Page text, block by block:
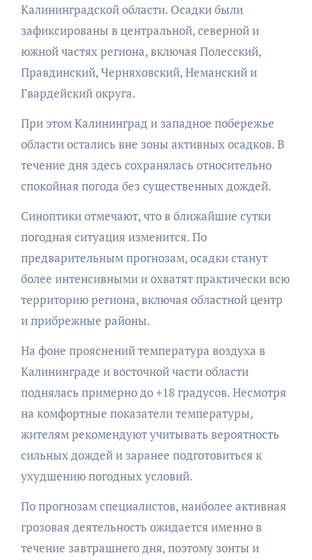
Калининградской области. Осадки были
зафиксированы в центральной, северной и
южной частях региона, включая Полесский,
Правдинский, Черняховский, Неманский и
Гвардейский округа.
При этом Калининград и западное побережье
области остались вне зоны активных осадков. В
течение дня здесь сохранялась относительно
спокойная погода без существенных дождей.
Синоптики отмечают, что в ближайшие сутки
погодная ситуация изменится. По
предварительным прогнозам, осадки станут
более интенсивными и охватят практически всю
территорию региона, включая областной центр
и прибрежные районы.
На фоне прояснений температура воздуха в
Калининграде и восточной части области
поднялась примерно до +18 градусов. Несмотря
на комфортные показатели температуры,
жителям рекомендуют учитывать вероятность
сильных дождей и заранее подготовиться к
ухудшению погодных условий.
По прогнозам специалистов, наиболее активная
грозовая деятельность ожидается именно в
течение завтрашнего дня, поэтому зонты и